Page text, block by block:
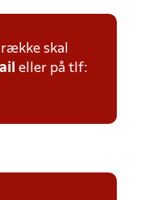
skal
eller på tlf: